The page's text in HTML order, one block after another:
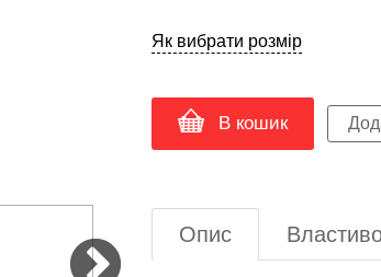
Як вибрати розмір
В кошик
Опис